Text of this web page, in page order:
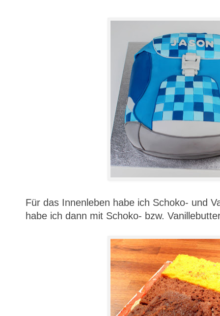
Für das Innenleben habe ich Schoko- und
habe ich dann mit Schoko- bzw.